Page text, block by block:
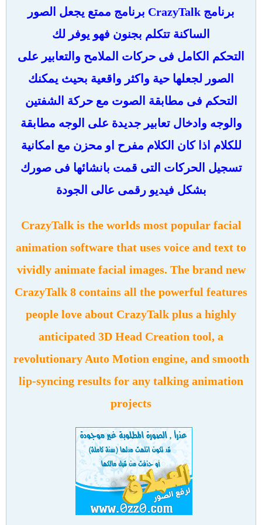
برنامج CrazyTalk برنامج ممتع يجعل الصور
الساكنة تتكلم بجنون فهو يوفر لك
التحكم الكامل فى حركات الملامح والتعابير على
الصور لجعلها حية واكثر واقعية بحيث يمكنك
التحكم فى مطابقة الصوت مع حركة الشفتين
والوجه وادخال تعابير جديدة على الوجه مطابقة
للكلام اذا كان الكلام مفرح او محزن مع امكانية
تسجيل الحركات التى قمت بانشائها فى صورك
بشكل فيديو رقمى عالى الجودة
CrazyTalk is the worlds most popular facial
animation software that uses voice and text to
vividly animate facial images. The brand new
CrazyTalk 8 contains all the powerful features
people love about CrazyTalk plus a highly
anticipated 3D Head Creation tool, a
revolutionary Auto Motion engine, and smooth
lip-syncing results for any talking animation
projects